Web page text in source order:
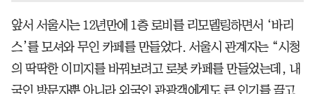
앞서 서울시는 12년만에 1층 로비를 리모델링하면서 ‘바리
스’를 모셔와 무인 카페를 만들었다. 서울시 관계자는 “시청
의 딱딱한 이미지를 바꿔보려고 로봇 카페를 만들었는데, 내
국인 방문자뿐 아니라 외국인 관광객에게도 큰 인기를 끌고